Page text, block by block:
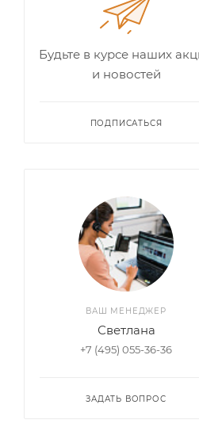
Будьте в курсе наших
и новостей
ПОДПИСАТЬСЯ
ВАШ МЕНЕДЖЕР
Светлана
+7 (495) 055-36-36
ЗАДАТЬ ВОПРОС